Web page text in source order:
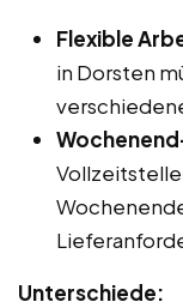
Flexible
in Dorsten
Unterschiede: